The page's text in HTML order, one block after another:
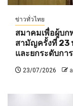
ข่าวทั่วไทย
สมาคมเพื่อผู้บก
สามัญครั้งที่ 23
และยกระดับกา
23/07/2026